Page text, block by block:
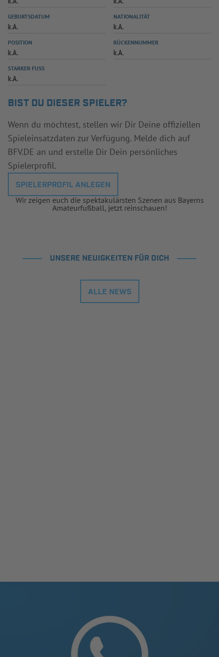
SPIELPLUS
GEBURTSDATUM
k.A.
NATIONALITÄT
k.A.
POSITION
k.A.
RÜCKENNUMMER
k.A.
STARKER FUSS
k.A.
BIST DU DIESER SPIELER?
Wenn du möchtest, stellen wir Dir Deine offiziellen
Spieleinsatzdaten zur Verfügung. Melde dich auf
BFV.DE an und erstelle Dir Dein persönliches
Spielerprofil.
SPIELERPROFIL ANLEGEN
Wir zeigen euch die spektakulärsten Szenen aus Bayerns
Amateurfußball, jetzt reinschauen!
UNSERE NEUIGKEITEN FÜR DICH
ALLE NEWS